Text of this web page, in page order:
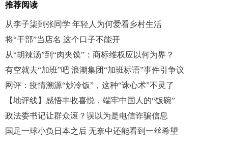
推荐阅读
从李子柒到张同学 年轻人为何爱看乡村生活
将“干部”当店名 这个口子不能开
从“胡辣汤”到“肉夹馍”：商标维权应以何为界？
有空就去“加班”吧 浪潮集团“加班标语”事件引争议
网评：疫情溯源“炒冷饭”，这种“诛心术”不灵了
【地评线】感悟丰收喜悦，端牢中国人的“饭碗”
政法委书记让群众滚？误以为是电信诈骗信息
国足一球小负日本之后 无奈中还能看到一丝希望